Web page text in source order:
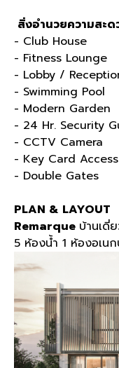
สิ่งอำนวยความสะด
- Club House
- Fitness Lounge
- Lobby /
- Swimming Pool
- Modern Garden
- 24 Hr. Security
- CCTV Camera
- Key Card Access
- Double Gates
PLAN & LAYOUT
Remarque บ้านเดี่
5 ห้องน้ำ 1 ห้องอเน